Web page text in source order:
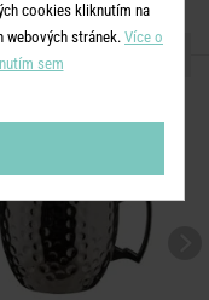
SÉRIE
cookies kliknutím na
webových stránek.Více o
sem